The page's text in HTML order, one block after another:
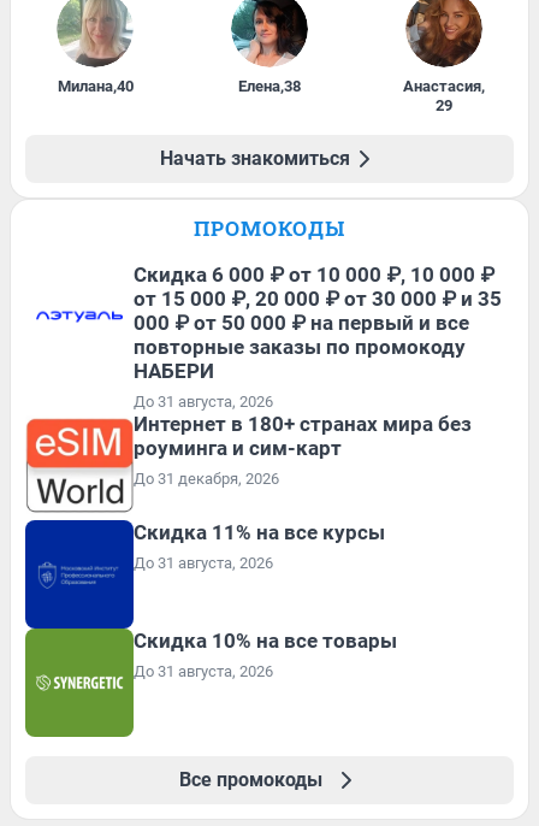
Милана,40 Елена,38 Анастасия,
29
Начать знакомиться
ПРОМОКОДЫ
Скидка 6 000 ₽ от 10 000 ₽, 10 000 ₽
от 15 000 ₽, 20 000 ₽ от 30 000 ₽ и 35
000 ₽ от 50 000 ₽ на первый и все
повторные заказы по промокоду
НАБЕРИ
До 31 августа, 2026
Интернет в 180+ странах мира без
роуминга и сим-карт
До 31 декабря, 2026
Скидка 11% на все курсы
До 31 августа, 2026
Скидка 10% на все товары
До 31 августа, 2026
Все промокоды